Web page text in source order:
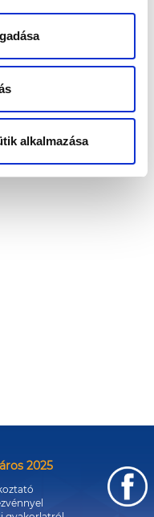
alkalmazása
2025